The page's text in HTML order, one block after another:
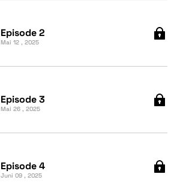
Episode 2
Mai 12 , 2025
Episode 3
Mai 26 , 2025
Episode 4
Juni 09 , 2025